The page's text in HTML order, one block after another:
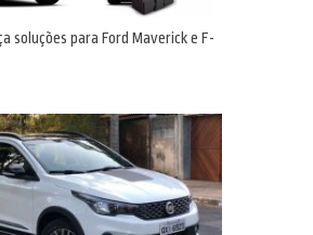
soluções para Ford Maverick e F-